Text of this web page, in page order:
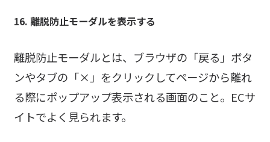
16. 離脱防止モーダルを表示する
離脱防止モーダルとは、ブラウザの「戻る」ボタ
ンやタブの「×」をクリックしてページから離れ
る際にポップアップ表示される画面のこと。ECサ
イトでよく見られます。